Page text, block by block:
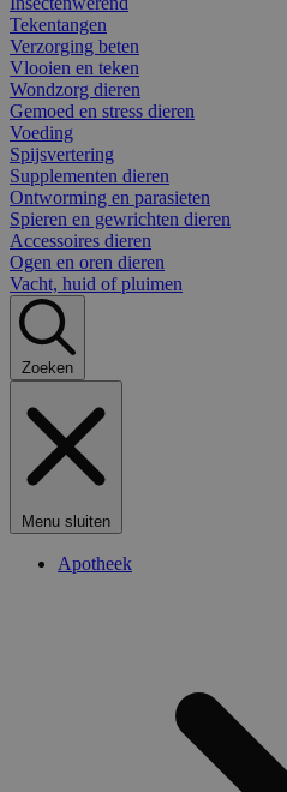
Tekentangen
Verzorging beten
Vlooien en teken
Wondzorg dieren
Gemoed en stress dieren
Voeding
Spijsvertering
Supplementen dieren
Ontworming en parasieten
Spieren en gewrichten dieren
Accessoires dieren
Ogen en oren dieren
Vacht, huid of pluimen
Zoeken
Menu sluiten
Apotheek